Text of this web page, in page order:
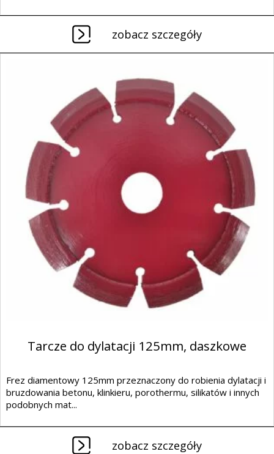
zobacz szczegóły
Tarcze do dylatacji 125mm, daszkowe
Frez diamentowy 125mm przeznaczony do robienia dylatacji i
bruzdowania betonu, klinkieru, porothermu, silikatów i innych
podobnych mat...
zobacz szczegóły